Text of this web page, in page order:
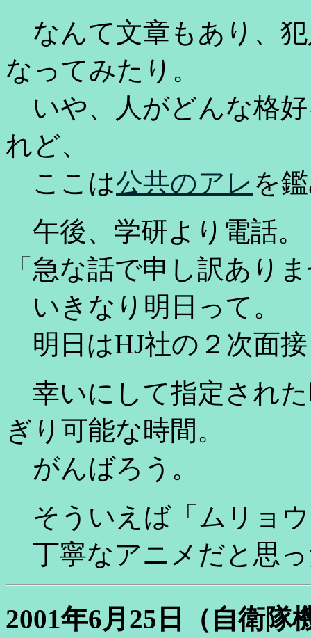
なんて文章もあり、
なってみたり。
いや、人がどんな格
れど、
ここは公共のアレ を
午後、学研より電話。
「急な話で申し訳あり
いきなり明日って。
明日はHJ社の２次面
幸いにして指定され
ぎり可能な時間。
がんばろう。
そういえば「ムリョ
丁寧なアニメだと思
2001年6月25日（自衛隊